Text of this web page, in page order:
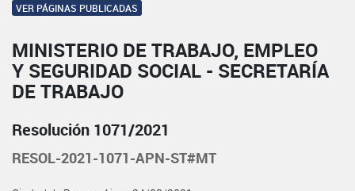
VER PÁGINAS PUBLICADAS
MINISTERIO DE TRABAJO, EMPLEO
Y SEGURIDAD SOCIAL - SECRETARÍA
DE TRABAJO
Resolución 1071/2021
RESOL-2021-1071-APN-ST#MT